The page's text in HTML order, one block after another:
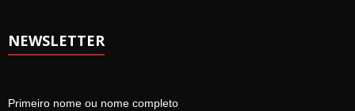
NEWSLETTER
Primeiro nome ou nome completo